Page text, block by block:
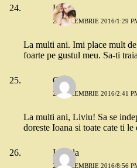
Lavi
29 DECEMBRIE 2016/1:29
La multi ani. Imi place mult
foarte pe gustul meu. Sa-ti
Oana
29 DECEMBRIE 2016/2:41
La multi ani, Liviu! Sa se
doreste Ioana si toate cate ti le
Izabela
29 DECEMBRIE 2016/8:56